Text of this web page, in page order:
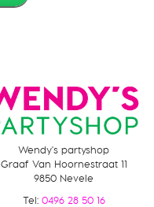
Wendy's partyshop
Graaf Van Hoornestraat 11
9850 Nevele
Tel: 0496 28 50 16